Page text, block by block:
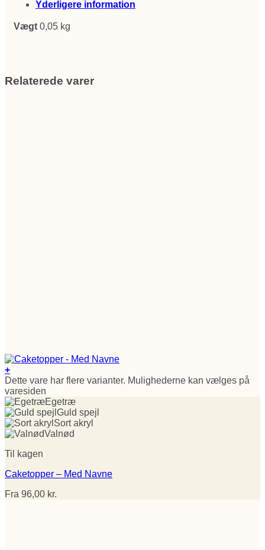
Yderligere information
Vægt 0,05 kg
Relaterede varer
+
Dette vare har flere varianter. Mulighederne kan vælges på
varesiden
Egetræ
Guld spejl
Sort akryl
Valnød
Til kagen
Caketopper – Med Navne
Fra 96,00 kr.